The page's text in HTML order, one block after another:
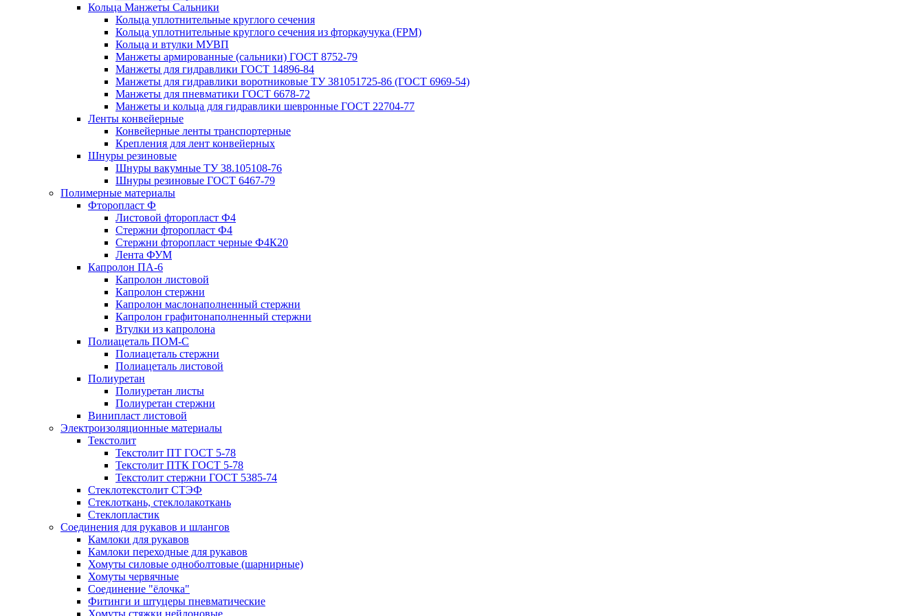
Кольца Манжеты Сальники
Кольца уплотнительные круглого сечения
Кольца уплотнительные круглого сечения из фторкаучука (FPM)
Кольца и втулки МУВП
Манжеты армированные (сальники) ГОСТ 8752-79
Манжеты для гидравлики ГОСТ 14896-84
Манжеты для гидравлики воротниковые ТУ 381051725-86 (ГОСТ 6969-54)
Манжеты для пневматики ГОСТ 6678-72
Манжеты и кольца для гидравлики шевронные ГОСТ 22704-77
Ленты конвейерные
Конвейерные ленты транспортерные
Крепления для лент конвейерных
Шнуры резиновые
Шнуры вакумные ТУ 38.105108-76
Шнуры резиновые ГОСТ 6467-79
Полимерные материалы
Фторопласт Ф
Листовой фторопласт Ф4
Стержни фторопласт Ф4
Стержни фторопласт черные Ф4К20
Лента ФУМ
Капролон ПА-6
Капролон листовой
Капролон стержни
Капролон маслонаполненный стержни
Капролон графитонаполненный стержни
Втулки из капролона
Полиацеталь ПОМ-С
Полиацеталь стержни
Полиацеталь листовой
Полиуретан
Полиуретан листы
Полиуретан стержни
Винипласт листовой
Электроизоляционные материалы
Текстолит
Текстолит ПТ ГОСТ 5-78
Текстолит ПТК ГОСТ 5-78
Текстолит стержни ГОСТ 5385-74
Стеклотекстолит СТЭФ
Стеклоткань, стеклолакоткань
Стеклопластик
Соединения для рукавов и шлангов
Камлоки для рукавов
Камлоки переходные для рукавов
Хомуты силовые одноболтовые (шарнирные)
Хомуты червячные
Соединение "ёлочка"
Фитинги и штуцеры пневматические
Хомуты стяжки нейлоновые